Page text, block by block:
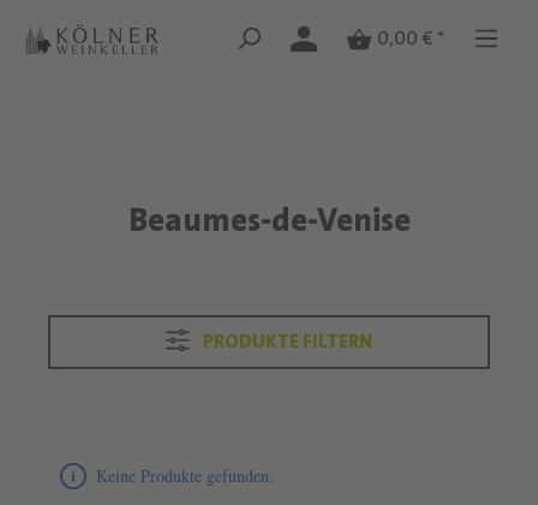
Zum Hauptinhalt springen
Zum Hauptinhalt springen
0,00 € *
Text überspringenBeaumes-de-Venise
PRODUKTE FILTERN
Keine Produkte gefunden.